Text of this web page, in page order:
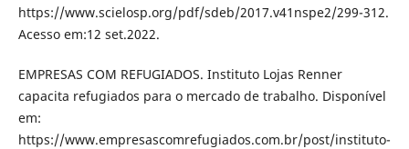
https://www.scielosp.org/pdf/sdeb/2017.v41nspe2/299-312.
Acesso em:12 set.2022.
EMPRESAS COM REFUGIADOS. Instituto Lojas Renner
capacita refugiados para o mercado de trabalho. Disponível
em:
https://www.empresascomrefugiados.com.br/post/instituto-